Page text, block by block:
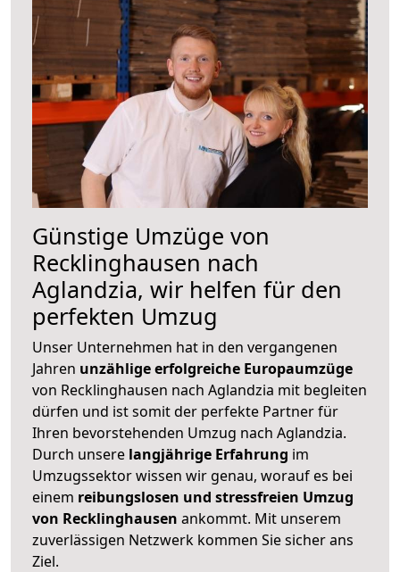
Günstige Umzüge von
Recklinghausen nach
Aglandzia, wir helfen für den
perfekten Umzug
Unser Unternehmen hat in den vergangenen
Jahren unzählige erfolgreiche Europaumzüge
von Recklinghausen nach Aglandzia mit begleiten
dürfen und ist somit der perfekte Partner für
Ihren bevorstehenden Umzug nach Aglandzia.
Durch unsere langjährige Erfahrung im
Umzugssektor wissen wir genau, worauf es bei
einem reibungslosen und stressfreien Umzug
von Recklinghausen ankommt. Mit unserem
zuverlässigen Netzwerk kommen Sie sicher ans
Ziel.